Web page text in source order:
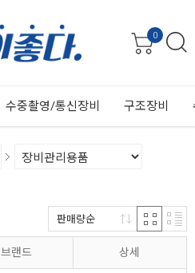
0
수중촬영/통신장비 구조장비
브랜드 상세
판매량순